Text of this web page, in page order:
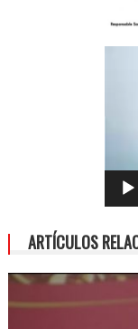
ARTÍCULOS